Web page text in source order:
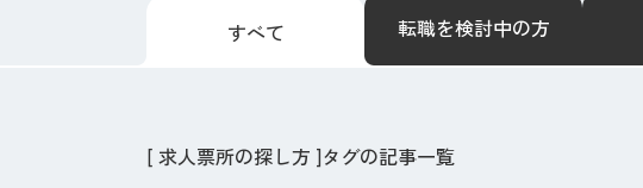
すべて 転職を検討中の方
[ 求人票所の探し方 ]タグの記事一覧